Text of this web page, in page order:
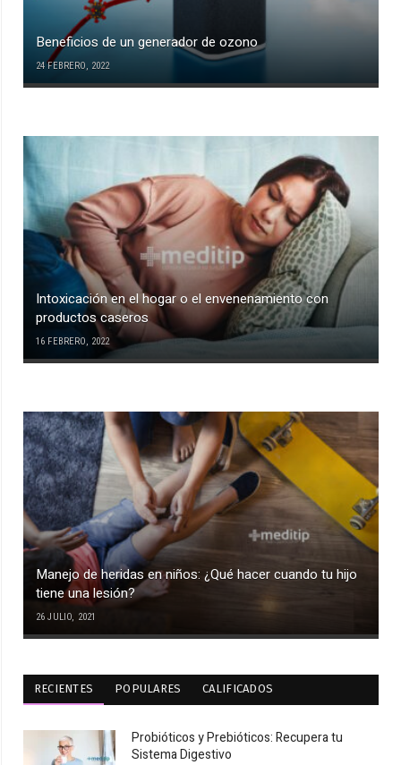
Beneficios de un generador de ozono
24 FEBRERO, 2022
Intoxicación en el hogar o el envenenamiento con
productos caseros
16 FEBRERO, 2022
Manejo de heridas en niños: ¿Qué hacer cuando tu hijo
tiene una lesión?
26 JULIO, 2021
RECIENTES POPULARES CALIFICADOS
Probióticos y Prebióticos: Recupera tu
Sistema Digestivo